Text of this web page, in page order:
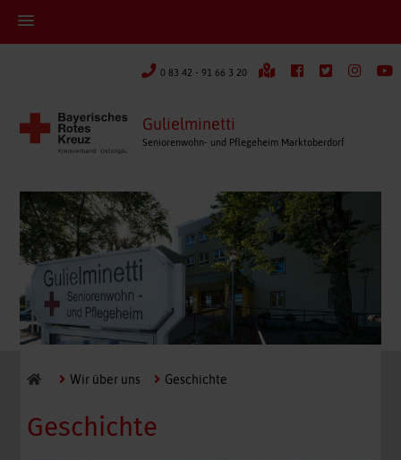
0 83 42 - 91 66 3 20
Gulielminetti
Seniorenwohn- und Pflegeheim Marktoberdorf
Wir über uns Geschichte
Geschichte